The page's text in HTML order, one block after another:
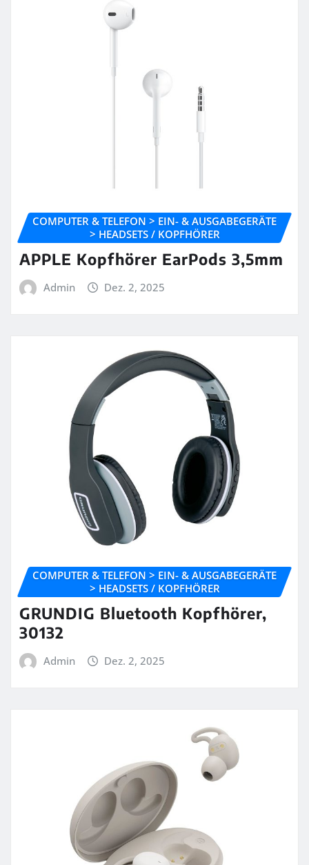
COMPUTER & TELEFON > EIN- & AUSGABEGERÄTE
> HEADSETS / KOPFHÖRER
APPLE Kopfhörer EarPods 3,5mm
Admin Dez. 2, 2025
COMPUTER & TELEFON > EIN- & AUSGABEGERÄTE
> HEADSETS / KOPFHÖRER
GRUNDIG Bluetooth Kopfhörer,
30132
Admin Dez. 2, 2025